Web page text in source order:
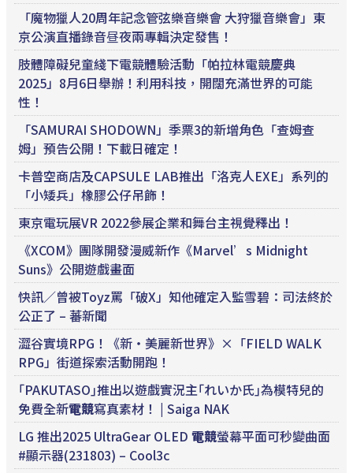
「魔物獵人20周年記念管弦樂音樂會 大狩獵音樂會」東
京公演直播錄音昼夜兩專輯決定發售！
肢體障礙兒童綫下電競體驗活動「帕拉林電競慶典
2025」8月6日舉辦！利用科技，開闊充滿世界的可能
性！
「SAMURAI SHODOWN」季票3的新增角色「查姆查
姆」預告公開！下載日確定！
卡普空商店及CAPSULE LAB推出「洛克人EXE」系列的
「小矮兵」橡膠公仔吊飾！
東京電玩展VR 2022參展企業和舞台主視覺釋出！
《XCOM》團隊開發漫威新作《Marvel’s Midnight
Suns》公開遊戲畫面
快訊／曾被Toyz罵「破X」知他確定入監雪碧：司法終於
公正了 – 蕃新聞
澀谷實境RPG！《新‧美麗新世界》×「FIELD WALK
RPG」街道探索活動開跑！
｢PAKUTASO｣推出以遊戲實況主｢れいか氏｣為模特兒的
免費全新電競寫真素材！ | Saiga NAK
LG 推出2025 UltraGear OLED 電競螢幕平面可秒變曲面
#顯示器(231803) – Cool3c